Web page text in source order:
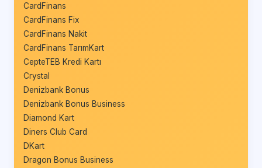
CardFinans
CardFinans Fix
CardFinans Nakit
CardFinans TarımKart
CepteTEB Kredi Kartı
Crystal
Denizbank Bonus
Denizbank Bonus Business
Diamond Kart
Diners Club Card
DKart
Dragon Bonus Business